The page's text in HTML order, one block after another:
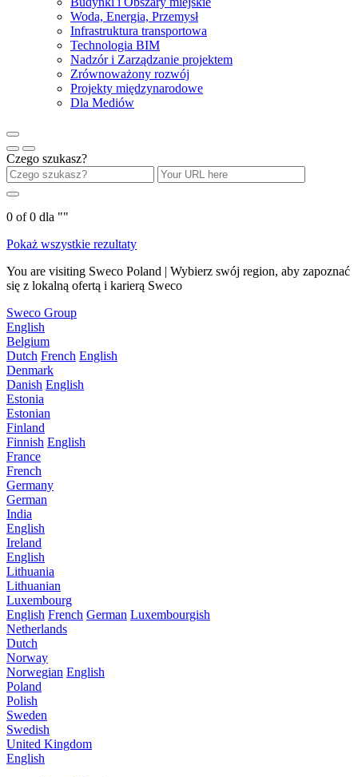
Woda, Energia, Przemysł
Infrastruktura transportowa
Technologia BIM
Nadzór i Zarządzanie projektem
Zrównoważony rozwój
Projekty międzynarodowe
Dla Mediów
Czego szukasz?
0 of0 dla ""
Pokaż wszystkie rezultaty
You are visiting Sweco Poland | Wybierz swój region, aby zapoznać
się z lokalną ofertą i karierą Sweco
Sweco Group
English
Belgium
Dutch French English
Denmark
Danish English
Estonia
Estonian
Finland
Finnish English
France
French
Germany
German
India
English
Ireland
English
Lithuania
Lithuanian
Luxembourg
English French German Luxembourgish
Netherlands
Dutch
Norway
Norwegian English
Poland
Polish
Sweden
Swedish
United Kingdom
English